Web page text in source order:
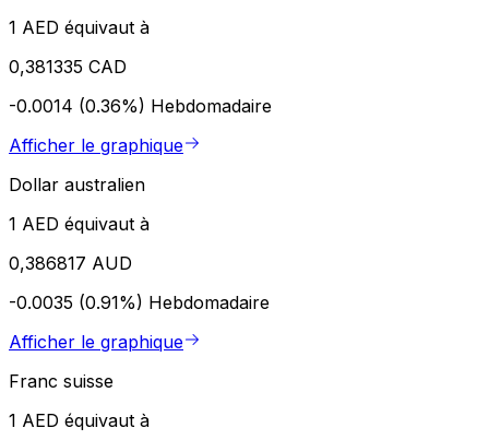
1 AED équivaut à
0,381335 CAD
-0.0014 (0.36%) Hebdomadaire
Afficher le graphique
Dollar australien
1 AED équivaut à
0,386817 AUD
-0.0035 (0.91%) Hebdomadaire
Afficher le graphique
Franc suisse
1 AED équivaut à